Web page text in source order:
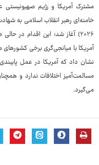
مشترک آمریکا و رژیم صهیونیستی
۲۰۲۶) آغاز شد؛ این اقدام در
آمریکا با میانجی‌گری برخی کشورهای
نشان داد که آمریکا در عمل
مسالمت‌آمیز اختلافات ندارد و
می‌گیرد.